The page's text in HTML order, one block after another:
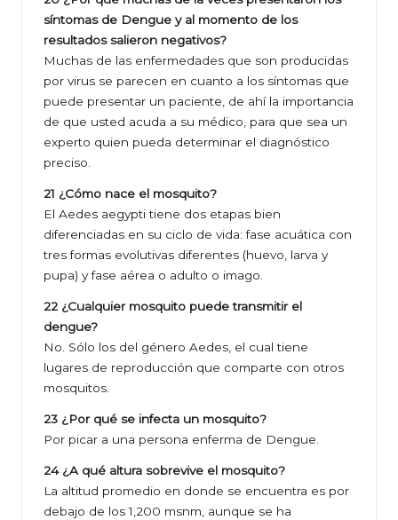
síntomas de Dengue y al momento de los
resultados salieron negativos?
Muchas de las enfermedades que son producidas
por virus se parecen en cuanto a los síntomas que
puede presentar un paciente, de ahí la importancia
de que usted acuda a su médico, para que sea un
experto quien pueda determinar el diagnóstico
preciso.
21 ¿Cómo nace el mosquito?
El Aedes aegypti tiene dos etapas bien
diferenciadas en su ciclo de vida: fase acuática con
tres formas evolutivas diferentes (huevo, larva y
pupa) y fase aérea o adulto o imago.
22 ¿Cualquier mosquito puede transmitir el
dengue?
No. Sólo los del género Aedes, el cual tiene
lugares de reproducción que comparte con otros
mosquitos.
23 ¿Por qué se infecta un mosquito?
Por picar a una persona enferma de Dengue.
24 ¿A qué altura sobrevive el mosquito?
La altitud promedio en donde se encuentra es por
debajo de los 1,200 msnm, aunque se ha